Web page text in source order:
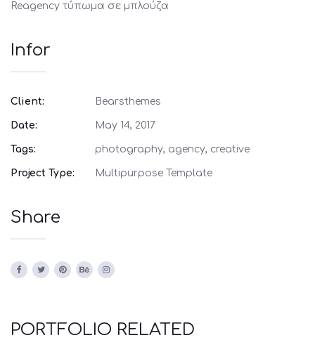
Reagency τύπωμα σε μπλούζα
Infor
Client: Bearsthemes
Date: May 14, 2017
Tags: photography, agency, creative
Project Type: Multipurpose Template
Share
PORTFOLIO RELATED